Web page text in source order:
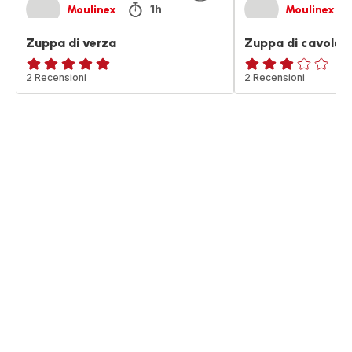
Moulinex 1h
Zuppa di verza
Recensione
di
2 Recensioni
Moulinex
Zuppa di cavolo
Recensione
di
2 Recensioni